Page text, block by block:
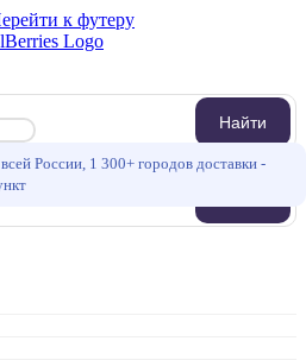
к футеру
Найти
России, 1 300+ городов доставки -